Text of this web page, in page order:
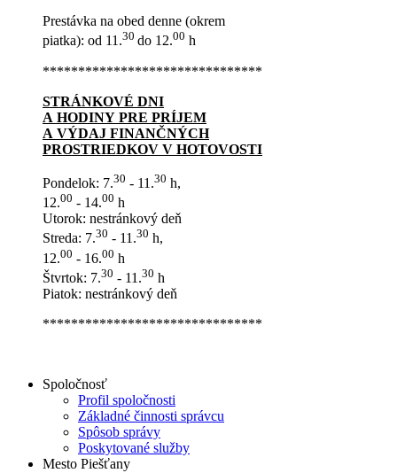
Prestávka na obed denne (okrem
piatka): od 11.30 do 12.00 h
*******************************
STRÁNKOVÉ DNI
A HODINY PRE PRÍJEM
A VÝDAJ FINANČNÝCH
PROSTRIEDKOV V HOTOVOSTI
Pondelok: 7.30 - 11.30 h,
12.00 - 14.00 h
Utorok: nestránkový deň
Streda: 7.30 - 11.30 h,
12.00 - 16.00 h
Štvrtok: 7.30 - 11.30 h
Piatok: nestránkový deň
*******************************
Spoločnosť
Profil spoločnosti
Základné činnosti správcu
Spôsob správy
Poskytované služby
Mesto Piešťany